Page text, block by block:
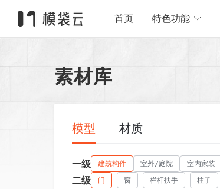
首页 特色功能
素材库
模型 材质
一级 建筑构件 室外/庭院 室内家装
二级 门 窗 栏杆扶手 柱子